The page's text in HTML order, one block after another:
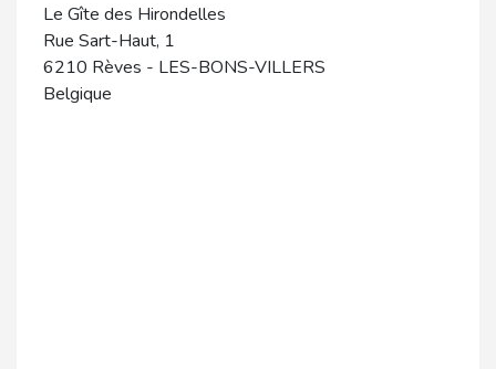
Le Gîte des Hirondelles
Rue Sart-Haut, 1
6210 Rèves - LES-BONS-VILLERS
Belgique